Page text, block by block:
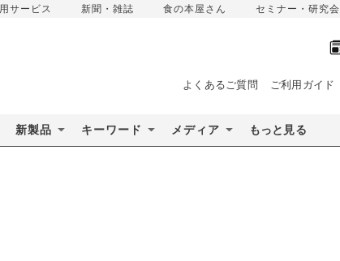
サービス 新聞・雑誌 食の本屋さん セミナー・研究会
よくあるご質問 ご利用ガイド
新製品 キーワード メディア もっと見る